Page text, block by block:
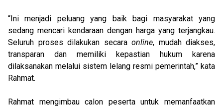
“Ini menjadi peluang yang baik bagi masyarakat yang
sedang mencari kendaraan dengan harga yang terjangkau.
Seluruh proses dilakukan secara online, mudah diakses,
transparan dan memiliki kepastian hukum karena
dilaksanakan melalui sistem lelang resmi pemerintah,” kata
Rahmat.
Rahmat mengimbau calon peserta untuk memanfaatkan